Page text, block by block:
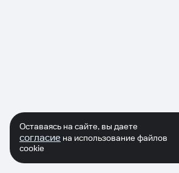
Оставаясь на сайте, вы даете
согласие на использование файлов
cookie